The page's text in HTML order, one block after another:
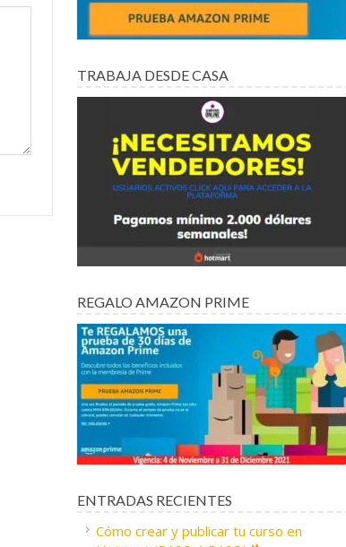
TRABAJA DESDE CASA
REGALO AMAZON PRIME
ENTRADAS RECIENTES
Cómo crear y publicar tu curso en